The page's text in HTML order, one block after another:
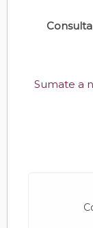
Sumate a